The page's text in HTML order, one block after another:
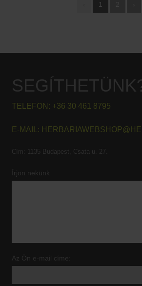
1
TELEFON: +36 30 461 8795
E-MAIL:
Cím: 1135 Budapest, Csata u. 27.
Írjon nekünk
Az Ön e-mail címe: